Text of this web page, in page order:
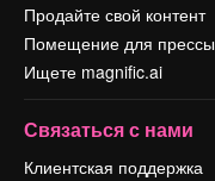
Продайте свой контент
Помещение для прессы
Ищете magnific.ai
Связаться с нами
Клиентская поддержка